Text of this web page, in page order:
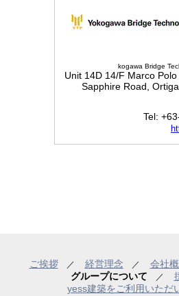
kogawa Bridge
Unit 14D 14/F Marco
Sapphire Road,
Tel:
ご挨拶／ 経営理念 ／ 会社
グループについて ／
yess建築をご利用いただ